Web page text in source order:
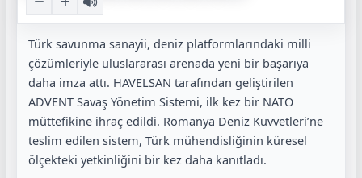
Türk savunma sanayii, deniz platformlarındaki milli
çözümleriyle uluslararası arenada yeni bir başarıya
daha imza attı. HAVELSAN tarafından geliştirilen
ADVENT Savaş Yönetim Sistemi, ilk kez bir NATO
müttefikine ihraç edildi. Romanya Deniz Kuvvetleri’ne
teslim edilen sistem, Türk mühendisliğinin küresel
ölçekteki yetkinliğini bir kez daha kanıtladı.